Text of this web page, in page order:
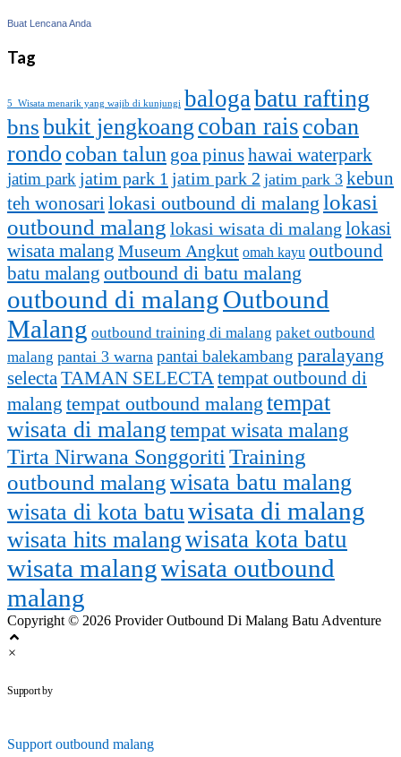
Buat Lencana Anda
Tag
5 Wisata menarik yang wajib di kunjungi baloga batu rafting
bnsbukit jengkoang coban rais coban
rondo coban talun goa pinushawai waterpark
jatim park jatim park 1 jatim park 2 jatim park 3 kebun
teh wonosari lokasi outbound di malang lokasi
outbound malang lokasi wisata di malang lokasi
wisata malang Museum Angkut omah kayu outbound
batu malang outbound di batu malang
outbound di malangOutbound
Malang outbound training di malang paket outbound
malang pantai 3 warna pantai balekambang paralayang
selecta TAMAN SELECTA tempat outbound di
malang tempat outbound malang tempat
wisata di malangtempat wisata malang
Tirta Nirwana Songgoriti Training
outbound malangwisata batu malang
wisata di kota batu wisata di malang
wisata hits malangwisata kota batu
wisata malangwisata outbound
malang
Copyright © 2026 Provider Outbound Di Malang Batu Adventure
×
Support by
Support outbound malang